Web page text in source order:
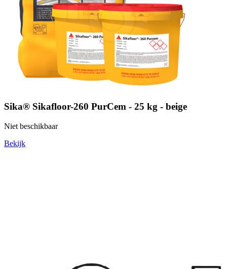
Sika® Sikafloor-260 PurCem - 25 kg - beige
Niet beschikbaar
Bekijk